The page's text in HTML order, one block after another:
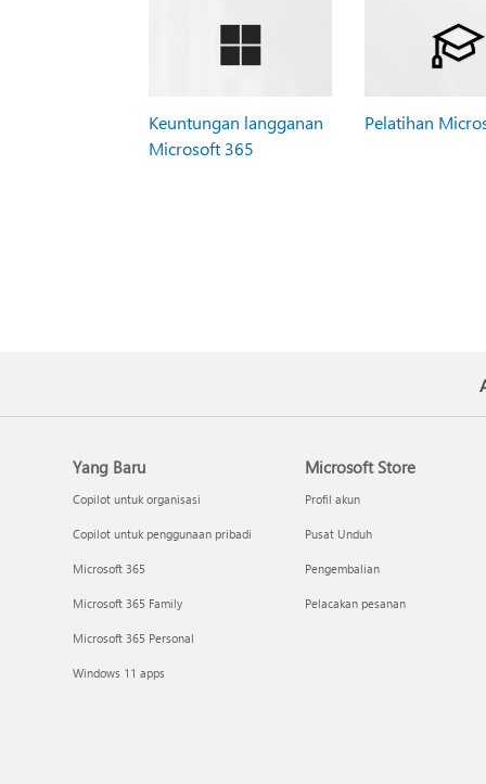
Keuntungan langganan
Microsoft 365
Pelatihan
Yang Baru
Copilot untuk organisasi
Copilot untuk penggunaan pribadi
Microsoft 365
Microsoft 365 Family
Microsoft 365 Personal
Windows 11 apps
Microsoft Store
Profil akun
Pusat Unduh
Pengembalian
Pelacakan pesanan